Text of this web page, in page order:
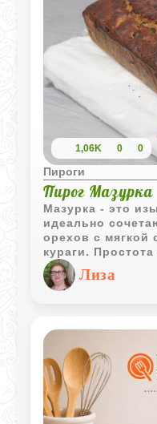
1,06K 0 0
Пироги
Пирог Мазурка
Мазурка - это
идеально
орехов с мягкой
кураги.
делает его
различных
Лиза